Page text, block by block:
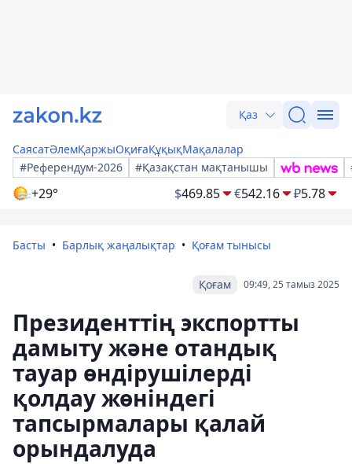
Қаз
СаясатӘлемҚаржыОқиғаҚұқықМақалалар
#Референдум-2026
#Қазақстан мақтанышы
+29° $469.85 €542.16 ₽5.78
Басты Барлық жаңалықтар Қоғам тынысы
09:49, 25 тамыз 2025
Қоғам
Президенттің экспортты
дамыту және отандық
тауар өндірушілерді
қолдау жөніндегі
тапсырмалары қалай
орындалуда